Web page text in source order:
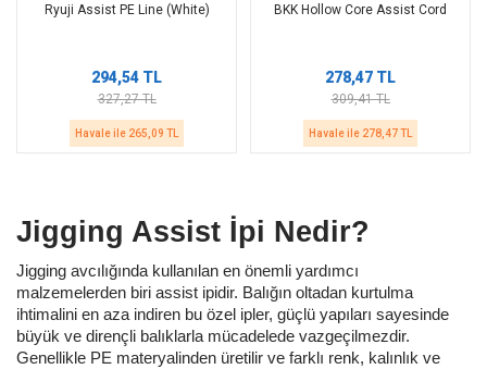
Ryuji Assist PE Line (White)
294,54 TL
327,27 TL
Havale ile 265,09 TL
BKK Hollow Core Assist Cord
278,47 TL
309,41 TL
Havale ile 278,47 TL
Jigging Assist İpi Nedir?
Jigging avcılığında kullanılan en önemli yardımcı
malzemelerden biri assist ipidir. Balığın oltadan kurtulma
ihtimalini en aza indiren bu özel ipler, güçlü yapıları sayesinde
büyük ve dirençli balıklarla mücadelede vazgeçilmezdir.
Genellikle PE materyalinden üretilir ve farklı renk, kalınlık ve